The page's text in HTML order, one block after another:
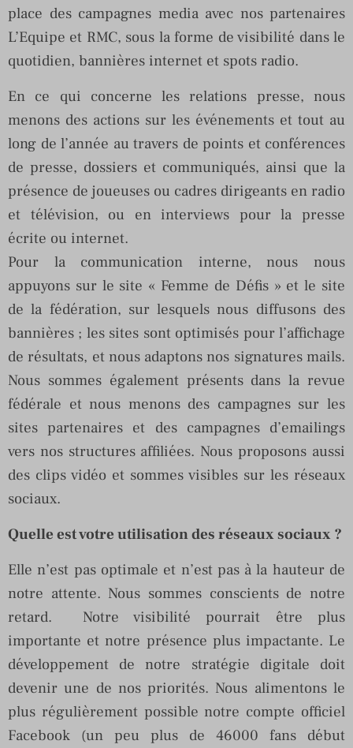
place des campagnes media avec nos partenaires
L’Equipe et RMC, sous la forme de visibilité dans le
quotidien, bannières internet et spots radio.
En ce qui concerne les relations presse, nous
menons des actions sur les événements et tout au
long de l’année au travers de points et conférences
de presse, dossiers et communiqués, ainsi que la
présence de joueuses ou cadres dirigeants en radio
et télévision, ou en interviews pour la presse
écrite ou internet.
Pour la communication interne, nous nous
appuyons sur le site « Femme de Défis » et le site
de la fédération, sur lesquels nous diffusons des
bannières ; les sites sont optimisés pour l’affichage
de résultats, et nous adaptons nos signatures mails.
Nous sommes également présents dans la revue
fédérale et nous menons des campagnes sur les
sites partenaires et des campagnes d’emailings
vers nos structures affiliées. Nous proposons aussi
des clips vidéo et sommes visibles sur les réseaux
sociaux.
Quelle est votre utilisation des réseaux sociaux ?
Elle n’est pas optimale et n’est pas à la hauteur de
notre attente. Nous sommes conscients de notre
retard. Notre visibilité pourrait être plus
importante et notre présence plus impactante. Le
développement de notre stratégie digitale doit
devenir une de nos priorités. Nous alimentons le
plus régulièrement possible notre compte officiel
Facebook (un peu plus de 46000 fans début